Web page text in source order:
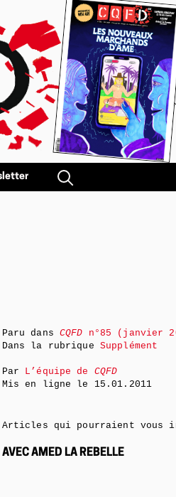
Paru dans CQFD n°85 (janvier
Dans la rubrique Supplément
Par L’équipe de CQFD
Mis en ligne le 15.01.2011
Articles qui pourraient vous
AVEC AMED LA REBELLE